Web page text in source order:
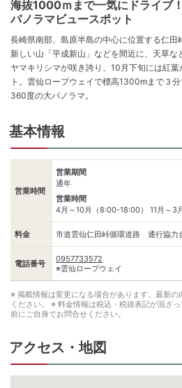
海抜1000ｍまで一気にドライブ
パノラマビュースポット
長崎県南部、島原半島の中心に位置する仁田
新しい山「平成新山」などを間近に、天草な
ヤマキリシマが咲き誇り、10月下旬には紅
ト。雲仙ロープウェイで標高1300mまで３
360度の大パノラマ。
基本情報
営業時間
営業期間
通年
営業時間
4月～10月（8:00-18:00） 11月～3
料金 市道雲仙仁田峠循環道路 通行協
電話番号
0957733572
※雲仙ロープウェイ
※ 掲載情報は変更になる場合があります。最新
ください。
※ 料金情報は税込・税抜表記が混ざ
前にご自身でお問合せください。
アクセス・地図